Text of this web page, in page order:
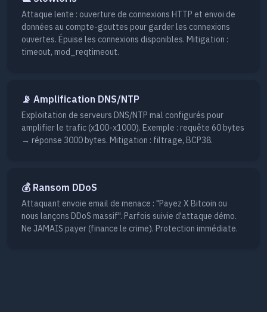
Attaque lente : ouverture de connexions HTTP et envoi de
données au compte-gouttes pour garder les connexions
ouvertes. Épuise les connexions disponibles. Mitigation :
timeout, mod_reqtimeout.
📡 Amplification DNS/NTP
Exploitation de serveurs DNS/NTP mal configurés pour
amplifier le trafic (x100-x1000). Exemple : requête 60 bytes
→ réponse 3000 bytes. Mitigation : filtrage, BCP38.
💰 Ransom DDoS
Attaquant envoie email de menace : "Payez X Bitcoin ou
nous lançons DDoS massif". Parfois suivie d'attaque démo.
Ne JAMAIS payer (finance le crime). Protection immédiate.